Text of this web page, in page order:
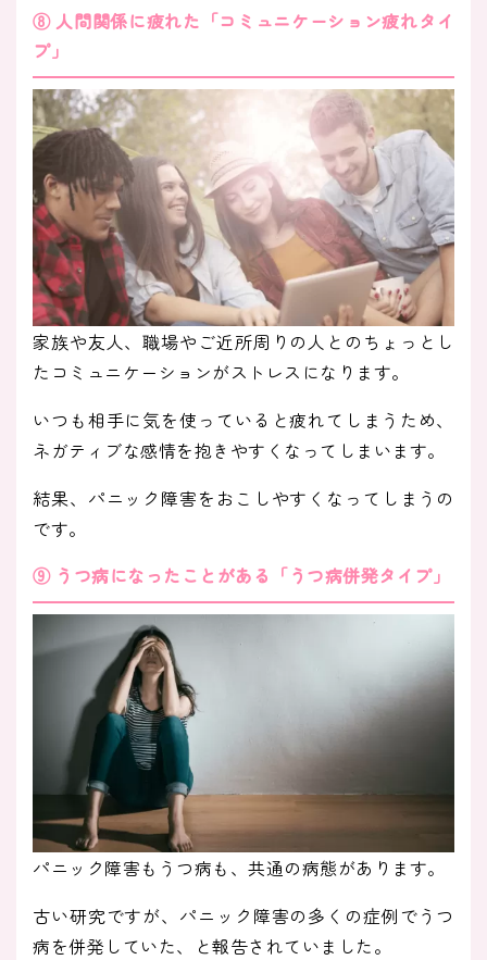
⑧ 人間関係に疲れた「コミュニケーション疲れタイ
プ」
家族や友人、職場やご近所周りの人とのちょっとし
たコミュニケーションがストレスになります。
いつも相手に気を使っていると疲れてしまうため、
ネガティブな感情を抱きやすくなってしまいます。
結果、パニック障害をおこしやすくなってしまうの
です。
⑨ うつ病になったことがある「うつ病併発タイプ」
パニック障害もうつ病も、共通の病態があります。
古い研究ですが、パニック障害の多くの症例でうつ
病を併発していた、と報告されていました。